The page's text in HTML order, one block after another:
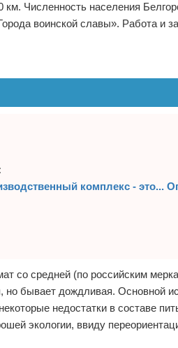
Численность населения
воинской славы». Работа и
комплекс - это...
со средней (по российским
бывает дождливая. Основной
недостатки в составе
экологии, ввиду